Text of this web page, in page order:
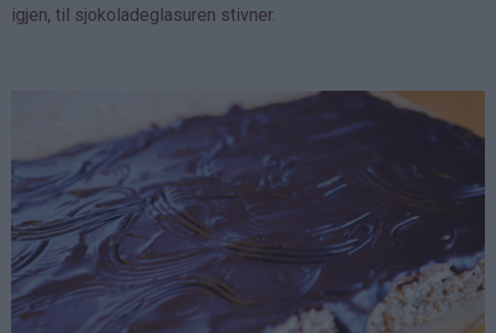
igjen, til sjokoladeglasuren stivner.